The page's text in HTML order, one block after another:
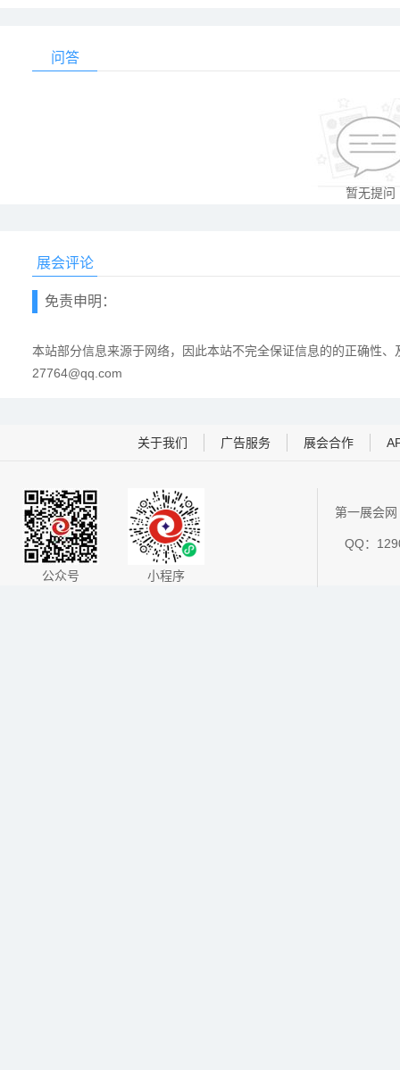
问答
暂无提问
展会评论
免责申明：
本站部分信息来源于网络，因此本站不完全保证信息的的正确性
27764@qq.com
关于我们 广告服务 展会合作
公众号 小程序
第一展会
QQ：